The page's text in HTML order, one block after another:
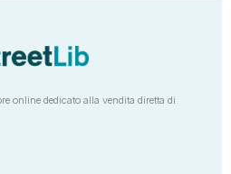
online dedicato alla vendita diretta di